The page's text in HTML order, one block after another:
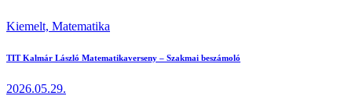
Kiemelt, Matematika
TIT Kalmár László Matematikaverseny – Szakmai beszámoló
2026.05.29.